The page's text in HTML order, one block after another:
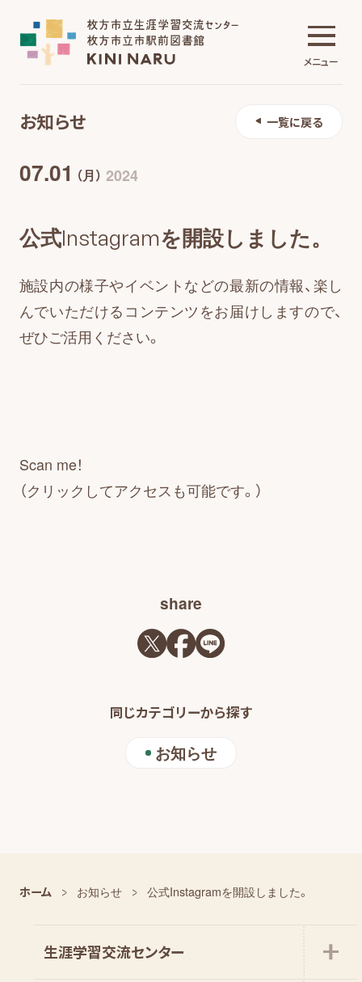
メニュー
施設について
イベント・講座
一覧に戻る
お知らせ
share
同じカテゴリーから探す
お知らせ
07.01 （月） 2024
公式Instagramを開設しました。
施設内の様子やイベントなどの最新の情報、楽し
んでいただけるコンテンツをお届けしますので、
ぜひご活用ください。
Scan me！
（クリックしてアクセスも可能です。）
ホーム お知らせ 公式Instagramを開設しました。
生涯学習交流センター